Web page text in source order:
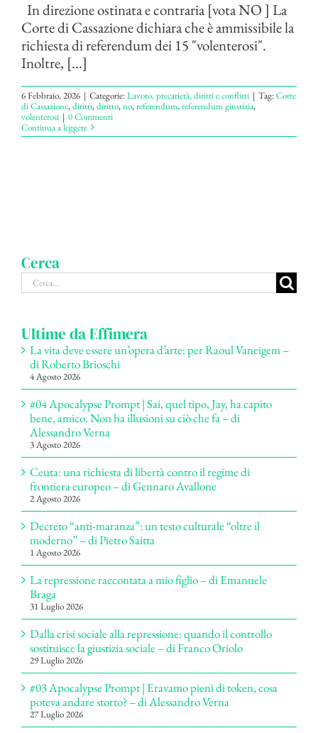
In direzione ostinata e contraria [vota NO ] La
Corte di Cassazione dichiara che è ammissibile la
richiesta di referendum dei 15 "volenterosi".
Inoltre, [...]
6 Febbraio, 2026 | Categorie:Lavoro, precarietà, diritti e conflitti | Tag:Corte
di Cassazione,diritti,diritto,no,referendum,referendum giustizia,
volenterosi | 0 Commenti
Continua a leggere
Cerca
Cerca
per:
Ultime da Effimera
La vita deve essere un’opera d’arte: per Raoul Vaneigem –
di Roberto Brioschi
4 Agosto 2026
#04 Apocalypse Prompt | Sai, quel tipo, Jay, ha capito
bene, amico. Non ha illusioni su ciò che fa – di
Alessandro Verna
3 Agosto 2026
Ceuta: una richiesta di libertà contro il regime di
frontiera europeo – di Gennaro Avallone
2 Agosto 2026
Decreto “anti-maranza”: un testo culturale “oltre il
moderno” – di Pietro Saitta
1 Agosto 2026
La repressione raccontata a mio figlio – di Emanuele
Braga
31 Luglio 2026
Dalla crisi sociale alla repressione: quando il controllo
sostituisce la giustizia sociale – di Franco Oriolo
29 Luglio 2026
#03 Apocalypse Prompt | Eravamo pieni di token, cosa
poteva andare storto? – di Alessandro Verna
27 Luglio 2026